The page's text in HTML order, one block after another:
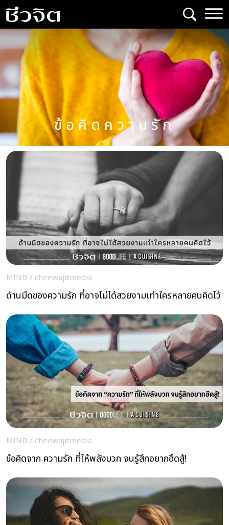
Skip
to
content
ข้อคิดความรัก
MIND / cheewajitmedia
ด้านมืดของความรัก ที่อาจไม่ได้สวยงามเท่าใครหลายคนคิดไว้
MIND / cheewajitmedia
ข้อคิดจาก ความรัก ที่ให้พลังบวก จนรู้สึกอยากฮึดสู้!